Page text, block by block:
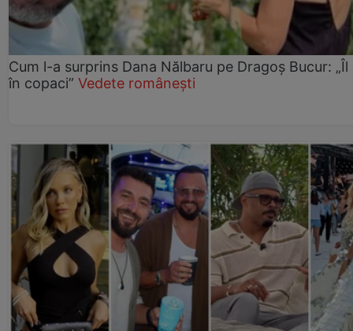
Cum l-a surprins Dana Nălbaru pe Dragoș Bucur: „Îl
în copaci” Vedete românești